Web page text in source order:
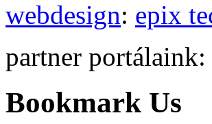
webdesign: epix
partner portálaink:
Bookmark Us